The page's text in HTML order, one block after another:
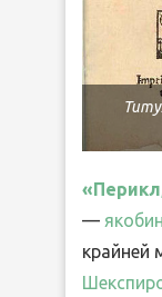
—
крайней